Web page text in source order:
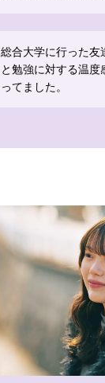
総合大学に行った友
と勉強に対する温度
ってました。